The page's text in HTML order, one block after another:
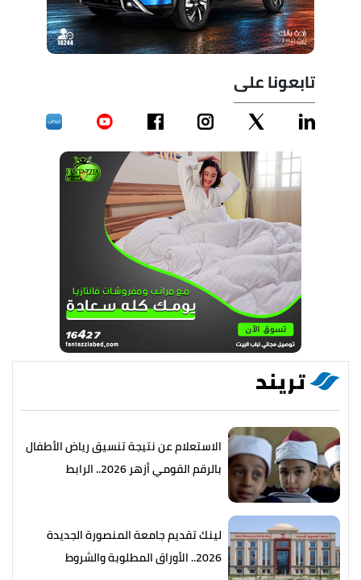
تابعونا على
تريند
الاستعلام عن نتيجة تنسيق رياض الأطفال
بالرقم القومي أزهر 2026.. الرابط
لينك تقديم جامعة المنصورة الجديدة
2026.. الأوراق المطلوبة والشروط